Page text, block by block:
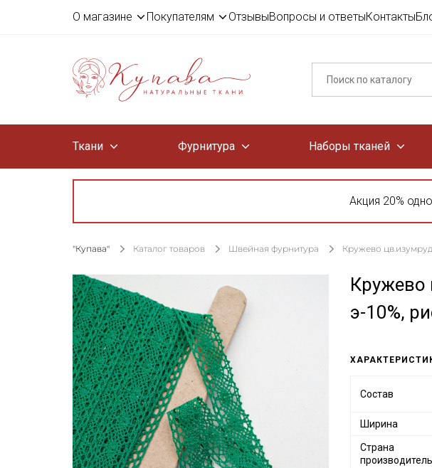
О магазине Покупателям ОтзывыВопросы и ответыКонтакты
Ткани Фурнитура Наборы тканей
Акция 20%
"Купава" Каталог товаров Швейная фурнитура Кружево
Кружево
э-10%,
Состав
Ширина
Страна
производитель